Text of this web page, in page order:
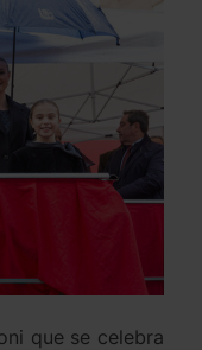
que se celebra